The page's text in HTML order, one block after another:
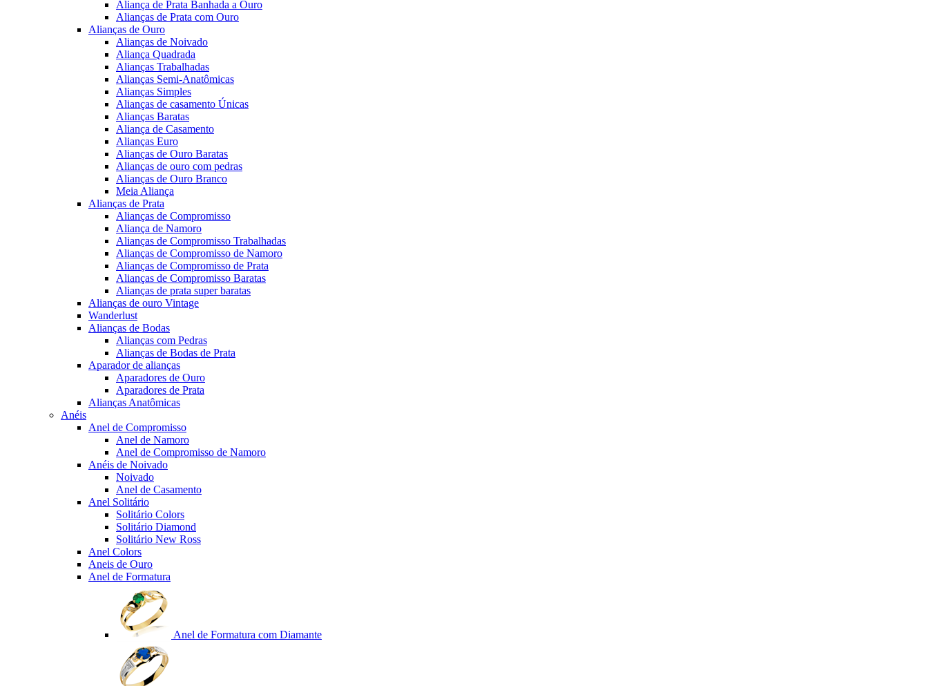
Aliança de Prata Banhada a Ouro
Alianças de Prata com Ouro
Alianças de Ouro
Alianças de Noivado
Aliança Quadrada
Alianças Trabalhadas
Alianças Semi-Anatômicas
Alianças Simples
Alianças de casamento Únicas
Alianças Baratas
Aliança de Casamento
Alianças Euro
Alianças de Ouro Baratas
Alianças de ouro com pedras
Alianças de Ouro Branco
Meia Aliança
Alianças de Prata
Alianças de Compromisso
Aliança de Namoro
Alianças de Compromisso Trabalhadas
Alianças de Compromisso de Namoro
Alianças de Compromisso de Prata
Alianças de Compromisso Baratas
Alianças de prata super baratas
Alianças de ouro Vintage
Wanderlust
Alianças de Bodas
Alianças com Pedras
Alianças de Bodas de Prata
Aparador de alianças
Aparadores de Ouro
Aparadores de Prata
Alianças Anatômicas
Anéis
Anel de Compromisso
Anel de Namoro
Anel de Compromisso de Namoro
Anéis de Noivado
Noivado
Anel de Casamento
Anel Solitário
Solitário Colors
Solitário Diamond
Solitário New Ross
Anel Colors
Aneis de Ouro
Anel de Formatura
Anel de Formatura com Diamante